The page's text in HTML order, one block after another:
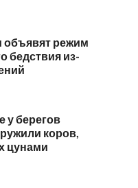
объявят режим
бедствия из-
у берегов
коров,
цунами